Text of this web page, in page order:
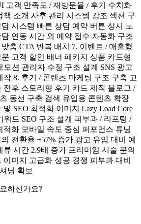
고객 만족도 / 재방문율 / 후기 수치화
책 소개 사후 관리 시스템 강조 섹션 구
시스템 빠른 상담 예약 버튼 상시 노
연동 시간 외 예약 접수 자동화 구조
춤 CTA 반복 배치 7. 이벤트 / 매출형
고객 할인 배너 패키지 상품 카드형
션 관리자 수정 구조 설계 SNS 광고
8. 후기 / 콘텐츠 마케팅 구조 구축 고
전후 스토리형 후기 카드 제작 블로그 /
동선 구축 검색 유입용 콘텐츠 확장
SEO 최적화 이미지 Lazy Load Core
워드 SEO 구조 설계 피부과 / 리프팅 /
적화 모바일 속도 중심 퍼포먼스 튜닝
전환율 +57% 증가 광고 유입 대비 예
시간 2.9배 증가 프리미엄 시술 문의
미지 고급화 성공 경쟁 피부과 대비
닝 확보
하신가요?